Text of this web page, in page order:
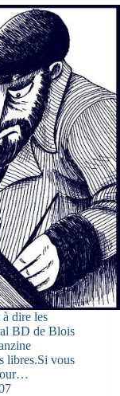
à dire les
BD de Blois
libres.Si vous